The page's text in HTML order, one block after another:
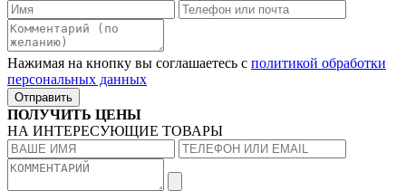
Нажимая на кнопку вы соглашаетесь с политикой обработки
персональных данных
Отправить
ПОЛУЧИТЬ ЦЕНЫ
НА ИНТЕРЕСУЮЩИЕ ТОВАРЫ